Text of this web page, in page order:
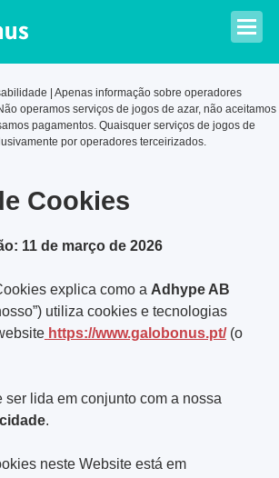
| Apenas informação sobre operadores
operamos serviços de jogos de azar, não aceitamos
pagamentos. Quaisquer serviços de jogos de
por operadores terceirizados.
Cookies
11 de março de 2026
explica como a Adhype AB
utiliza cookies e tecnologias
https://www.galobonus.pt/(o
ser lida em conjunto com a nossa
.
neste Website está em